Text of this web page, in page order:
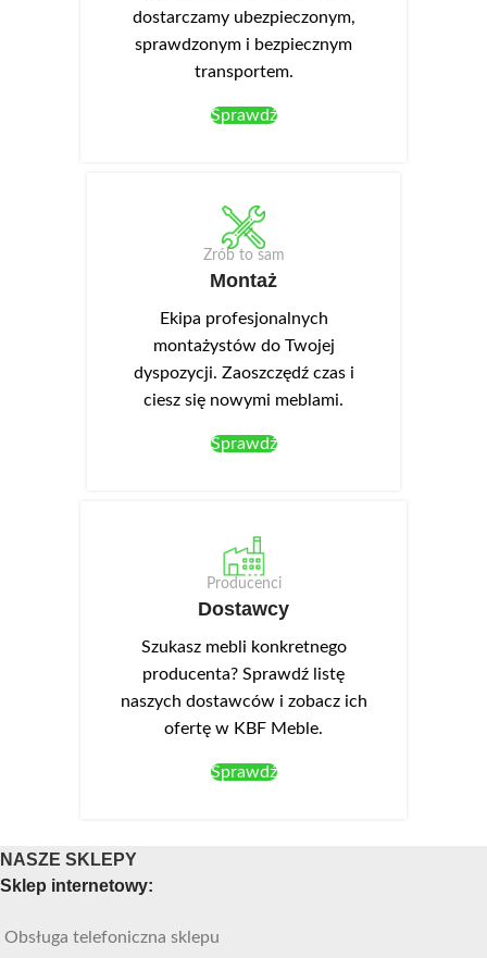
dostarczamy ubezpieczonym,
sprawdzonym i bezpiecznym
transportem.
Sprawdź
Zrób to sam
Montaż
Ekipa profesjonalnych
montażystów do Twojej
dyspozycji. Zaoszczędź czas i
ciesz się nowymi meblami.
Sprawdź
Producenci
Dostawcy
Szukasz mebli konkretnego
producenta? Sprawdź listę
naszych dostawców i zobacz ich
ofertę w KBF Meble.
Sprawdź
NASZE SKLEPY
Sklep internetowy:
Obsługa telefoniczna sklepu